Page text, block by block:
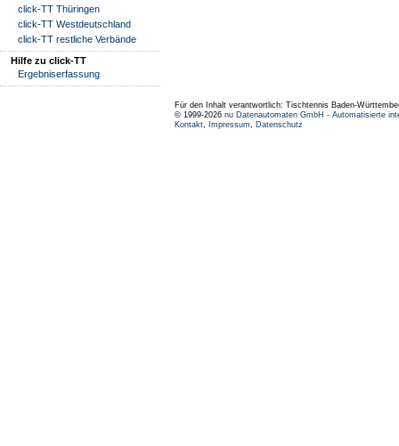
click-TT Thüringen
click-TT Westdeutschland
click-TT restliche Verbände
Hilfe zu click-TT
Ergebniserfassung
Für den Inhalt verantwortlich: Tischtennis Baden-
© 1999-2026 nu Datenautomaten GmbH - Automatisierte
Kontakt, Impressum, Datenschutz